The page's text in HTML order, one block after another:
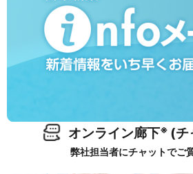
オンライン廊下※ (チ
弊社担当者にチャットでご